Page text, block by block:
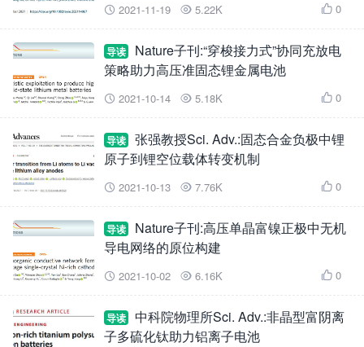
 2021-11-19  5.22K  0
导读
Nature子刊:“穿梭接力式”协同充放电
策略助力高压准固态锂金属电池
 2021-10-14  5.18K  0
导读
张强教授Sci. Adv.:固态合金负极中锂
原子到锂空位载体转变机制
 2021-10-13  7.76K  0
导读
Nature子刊:高压单晶富镍正极中无机
导电网络的原位构建
 2021-10-02  6.16K  0
导读
中科院物理所Sci. Adv.:非晶型富阴离
子多硫化钛助力铝离子电池